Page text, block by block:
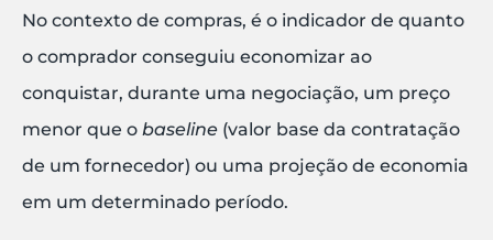
No contexto de compras, é o indicador de quanto
o comprador conseguiu economizar ao
conquistar, durante uma negociação, um preço
menor que o baseline (valor base da contratação
de um fornecedor) ou uma projeção de economia
em um determinado período.